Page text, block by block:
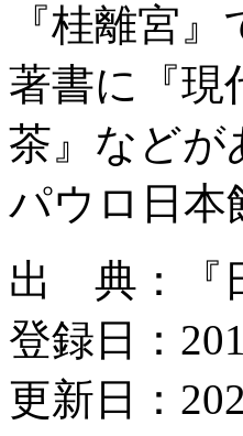
『桂離宮
著書に『現
茶』などが
パウロ日本
出 典：『
登録日：
更新日：